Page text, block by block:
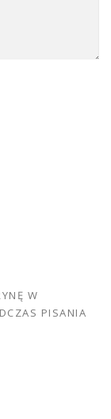
W
PISANIA